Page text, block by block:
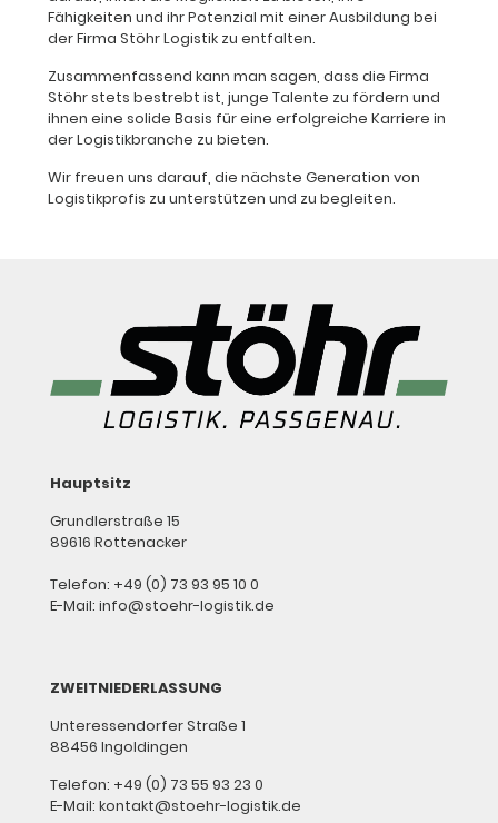
Fähigkeiten und ihr Potenzial mit einer Ausbildung bei
der Firma Stöhr Logistik zu entfalten.
Zusammenfassend kann man sagen, dass die Firma
Stöhr stets bestrebt ist, junge Talente zu fördern und
ihnen eine solide Basis für eine erfolgreiche Karriere in
der Logistikbranche zu bieten.
Wir freuen uns darauf, die nächste Generation von
Logistikprofis zu unterstützen und zu begleiten.
Hauptsitz
Grundlerstraße 15
89616 Rottenacker
Telefon: +49 (0) 73 93 95 10 0
E-Mail: info@stoehr-logistik.de
ZWEITNIEDERLASSUNG
Unteressendorfer Straße 1
88456 Ingoldingen
Telefon: +49 (0) 73 55 93 23 0
E-Mail: kontakt@stoehr-logistik.de